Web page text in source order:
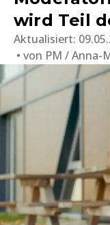
wird Teil
Aktualisiert:
von PM / Anna-